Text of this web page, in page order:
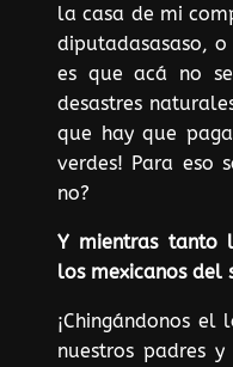
la casa de mi
diputadasasaso,
es que acá no
desastres
que hay que
verdes! Para eso
no?
Y mientras tanto
los mexicanos del
¡Chingándonos el
nuestros padres